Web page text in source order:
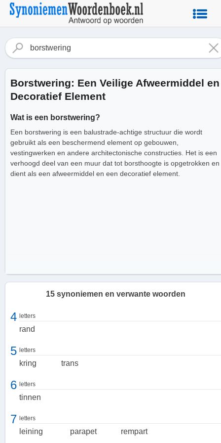
Borstwering: Een Veilige Afweermiddel en
Decoratief Element
Wat is een borstwering?
Een borstwering is een balustrade-achtige structuur die wordt
gebruikt als een beschermend element op gebouwen,
vestingwerken en andere architectonische constructies. Het is een
verhoogd deel van een muur dat tot borsthoogte is opgetrokken en
dient als een afweermiddel en een decoratief element.
Waar wordt een borstwering voor gebruikt?
Een borstwering heeft verschillende toepassingen, afhankelijk van
15 synoniemen en verwante woorden
4 letters
rand
5 letters
kring trans
6 letters
tinnen
7 letters
leining parapet rempart